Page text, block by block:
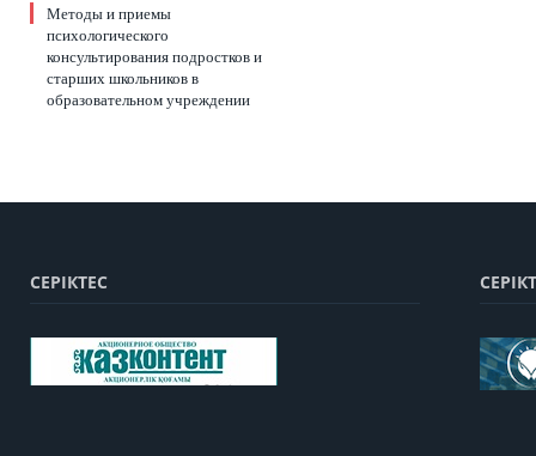
Методы и приемы
психологического
консультирования подростков и
старших школьников в
образовательном учреждении
СЕРІКТЕС